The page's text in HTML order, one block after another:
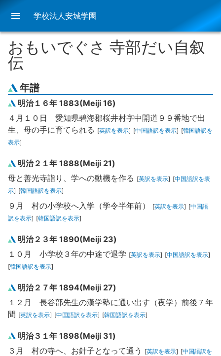
menu 学校法人安城学園
おもいでぐさ 寺部だい自叙
伝
年譜
明治１６年 1883(Meiji 16)
４月１０日 愛知県碧海郡桜井村字中開道９９番地で出
生、母の手に育てられる [英訳を表示] [中国語訳を表示] [韓国語訳を
表示]
明治２１年 1888(Meiji 21)
母と善光寺詣り、学への動機を作る [英訳を表示] [中国語訳を表
示] [韓国語訳を表示]
９月 村の小学校へ入学（学令半年前） [英訳を表示] [中国語
訳を表示] [韓国語訳を表示]
明治２３年 1890(Meiji 23)
１０月 小学校３年の中途で退学 [英訳を表示] [中国語訳を表示]
[韓国語訳を表示]
明治２７年 1894(Meiji 27)
１２月 長谷部先生の漢学塾に通い出す（夜学）前後７年
間 [英訳を表示] [中国語訳を表示] [韓国語訳を表示]
明治３１年 1898(Meiji 31)
３月 村の寺へ、お針子となって通う
[英訳を表示] [中国語訳を